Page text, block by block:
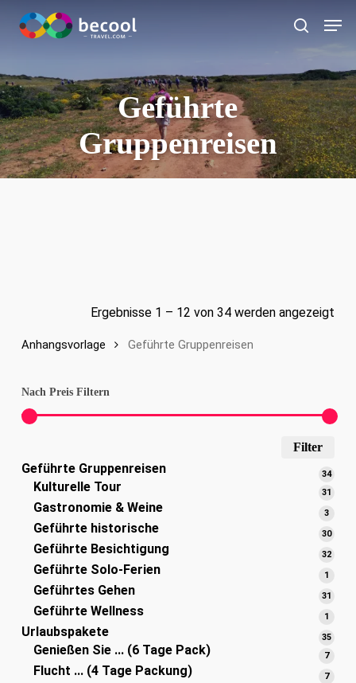
Hauptinhalt
springen
Suche
Geführte
Gruppenreisen
Ergebnisse 1 – 12 von 34 werden angezeigt
Anhangsvorlage Geführte Gruppenreisen
Nach Preis Filtern
Filter
Geführte Gruppenreisen 3434
Kulturelle Tour 31
Gastronomie & Weine 33
Geführte historische 3030
Geführte Besichtigung 3232
Geführte Solo-Ferien 1
Geführtes Gehen 31
Geführte Wellness 1
Urlaubspakete 3535
Genießen Sie ... (6 Tage Pack) 77
Flucht ... (4 Tage Packung) 77